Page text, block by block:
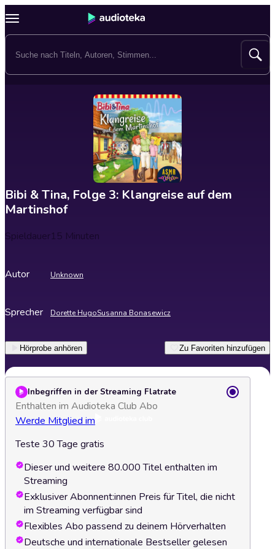
Bibi & Tina, Folge 3: Klangreise auf dem
Martinshof
Spieldauer15 Minuten
Autor Unknown
Sprecher Dorette HugoSusanna Bonasewicz
Hörprobe anhören Zu Favoriten hinzufügen
Inbegriffen in der Streaming Flatrate
Enthalten im Audioteka Club Abo
Werde Mitglied im
Teste 30 Tage gratis
Dieser und weitere 80.000 Titel enthalten im
Streaming
Exklusiver Abonnent:innen Preis für Titel, die nicht
im Streaming verfügbar sind
Flexibles Abo passend zu deinem Hörverhalten
Deutsche und internationale Bestseller gelesen